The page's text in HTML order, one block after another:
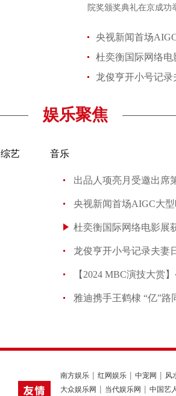
院奖颁奖典礼在京成功
杜奕衡国际网络
娱乐聚焦
综艺 音乐
央视新闻首场AIGC大
杜奕衡国际网络电影展
雅迪携手王鹤棣 “亿”
南方娱乐 红网娱乐 中宠网 风
大众娱乐网
当代娱乐网 中国艺